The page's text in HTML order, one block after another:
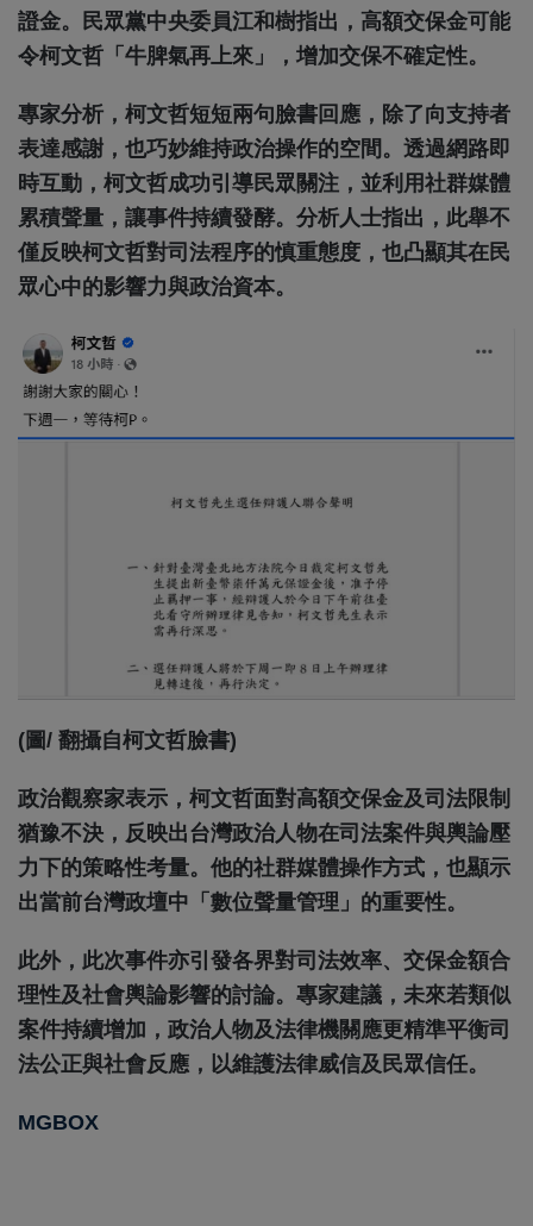
證金。民眾黨中央委員江和樹指出，高額交保金可能
令柯文哲「牛脾氣再上來」，增加交保不確定性。
專家分析，柯文哲短短兩句臉書回應，除了向支持者
表達感謝，也巧妙維持政治操作的空間。透過網路即
時互動，柯文哲成功引導民眾關注，並利用社群媒體
累積聲量，讓事件持續發酵。分析人士指出，此舉不
僅反映柯文哲對司法程序的慎重態度，也凸顯其在民
眾心中的影響力與政治資本。
(圖/ 翻攝自柯文哲臉書)
政治觀察家表示，柯文哲面對高額交保金及司法限制
猶豫不決，反映出台灣政治人物在司法案件與輿論壓
力下的策略性考量。他的社群媒體操作方式，也顯示
出當前台灣政壇中「數位聲量管理」的重要性。
此外，此次事件亦引發各界對司法效率、交保金額合
理性及社會輿論影響的討論。專家建議，未來若類似
案件持續增加，政治人物及法律機關應更精準平衡司
法公正與社會反應，以維護法律威信及民眾信任。
MGBOX